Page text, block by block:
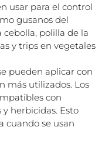
usar para el control
gusanos del
polilla de la
y trips en vegetales
pueden aplicar con
más utilizados. Los
con
herbicidas. Esto
cuando se usan